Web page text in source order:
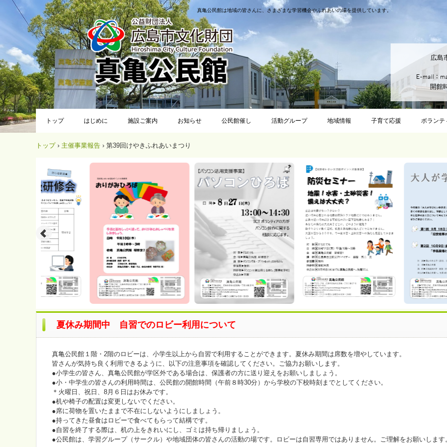
真亀公民館は地域の皆さんに、さまざまな学習機会やふれあいの場を提供しています。
広島
開館
トップ はじめに 施設ご案内 お知らせ 公民館催し 活動グループ 地域情報 子育て応援 ボランテ
トップ › 主催事業報告 › 第39回けやきふれあいまつり
夏休み期間中 自習でのロビー利用について
真亀公民館１階・2階のロビーは、小学生以上から自習で利用することができます。夏休み期間は席数を増やしています。
皆さんが気持ち良く利用できるように、以下の注意事項を確認してください。ご協力お願いします。
●小学生の皆さん、真亀公民館が学区外である場合は、保護者の方に送り迎えをお願いしましょう。
●小・中学生の皆さんの利用時間は、公民館の開館時間（午前８時30分）から学校の下校時刻までとしてください。
＊火曜日、祝日、8月６日はお休みです。
●机や椅子の配置は変更しないでください。
●席に荷物を置いたままで不在にしないようにしましょう。
●持ってきた昼食はロビーで食べてもらって結構です。
●自習を終了する際は、机の上をきれいにし、ゴミは持ち帰りましょう。
●公民館は、学習グループ（サークル）や地域団体の皆さんの活動の場です。ロビーは自習専用ではありません。ご理解をお願いします